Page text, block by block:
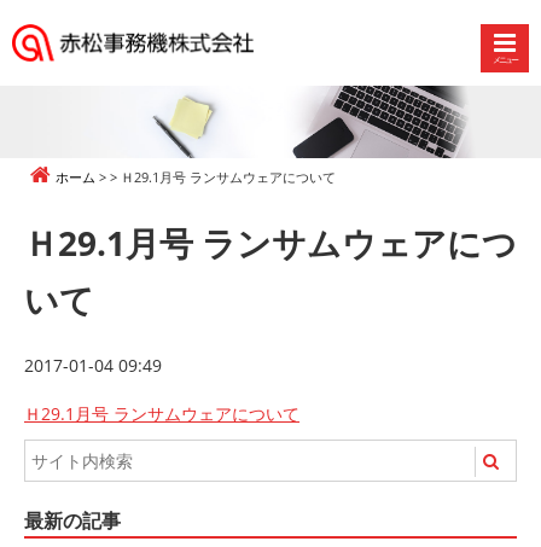
メニュー
社
ホーム Ｈ29.1月号 ランサムウェアについて
Ｈ29.1月号 ランサムウェアにつ
いて
2017-01-04 09:49
Ｈ29.1月号 ランサムウェアについて
最新の記事